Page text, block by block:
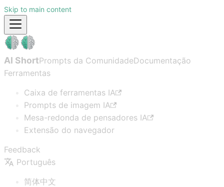
Skip to main content
AI ShortPrompts da ComunidadeDocumentação
Ferramentas
Caixa de ferramentas IA
Prompts de imagem IA
Mesa-redonda de pensadores IA
Extensão do navegador
Feedback
Português
简体中文